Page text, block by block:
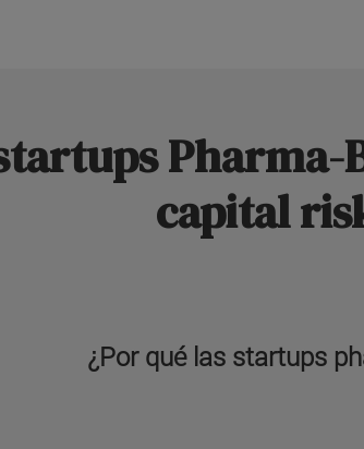
Pharma-
capital
¿Por qué las startups